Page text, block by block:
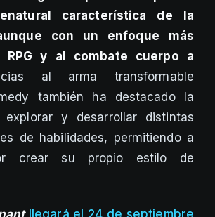
característica de la
con un enfoque más
RPG y al combate cuerpo a
al arma transformable
también ha destacado la
explorar y desarrollar distintas
de habilidades, permitiendo a
crear su propio estilo de